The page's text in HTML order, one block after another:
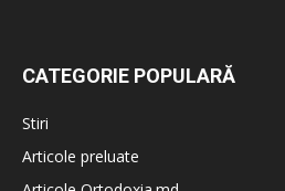
CATEGORIE POPULARĂ
Stiri
Articole preluate